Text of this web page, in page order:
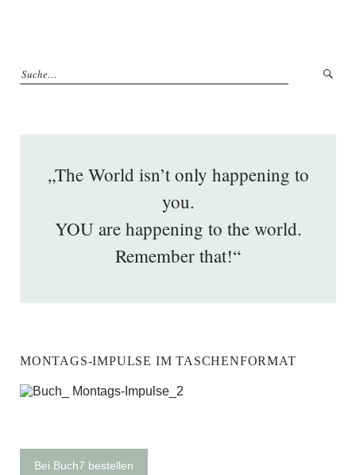
„The World isn’t only happening to
you.
YOU are happening to the world.
Remember that!“
MONTAGS-IMPULSE IM TASCHENFORMAT
Bei Buch7 bestellen